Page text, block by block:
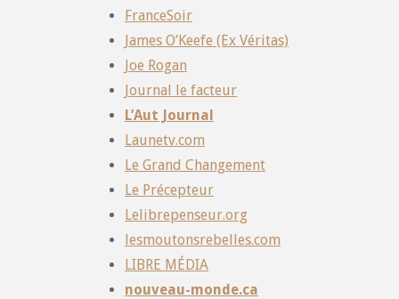
FranceSoir
James O’Keefe (Ex Véritas)
Joe Rogan
Journal le facteur
L’Aut Journal
Launetv.com
Le Grand Changement
Le Précepteur
Lelibrepenseur.org
lesmoutonsrebelles.com
LIBRE MÉDIA
nouveau-monde.ca